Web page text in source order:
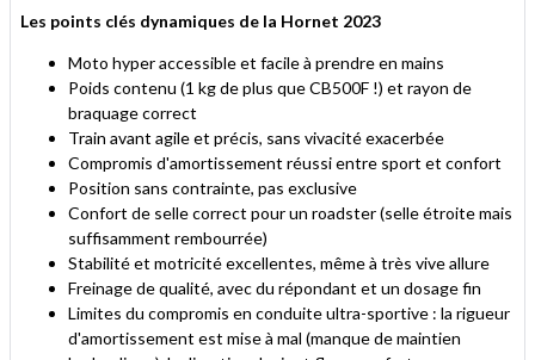
Les points clés dynamiques de la Hornet 2023
Moto hyper accessible et facile à prendre en mains
Poids contenu (1 kg de plus que CB500F !) et rayon de
braquage correct
Train avant agile et précis, sans vivacité exacerbée
Compromis d'amortissement réussi entre sport et confort
Position sans contrainte, pas exclusive
Confort de selle correct pour un roadster (selle étroite mais
suffisamment rembourrée)
Stabilité et motricité excellentes, même à très vive allure
Freinage de qualité, avec du répondant et un dosage fin
Limites du compromis en conduite ultra-sportive : la rigueur
d'amortissement est mise à mal (manque de maintien